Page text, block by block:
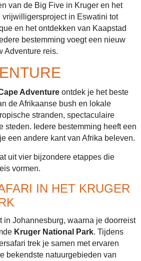
van de Big Five in Kruger en het
in Eswatini tot
en het ontdekken van Kaapstad
bestemming voegt een nieuw
Adventure reis.
Adventure ontdek je het beste
de Afrikaanse bush en lokale
stranden, spectaculaire
steden. Iedere bestemming heeft een
een andere kant van Afrika beleven.
uit vier bijzondere etappes die
vormen.
IN HET KRUGER
in Johannesburg, waarna je doorreist
Kruger National Park. Tijdens
trek je samen met ervaren
bekendste natuurgebieden van